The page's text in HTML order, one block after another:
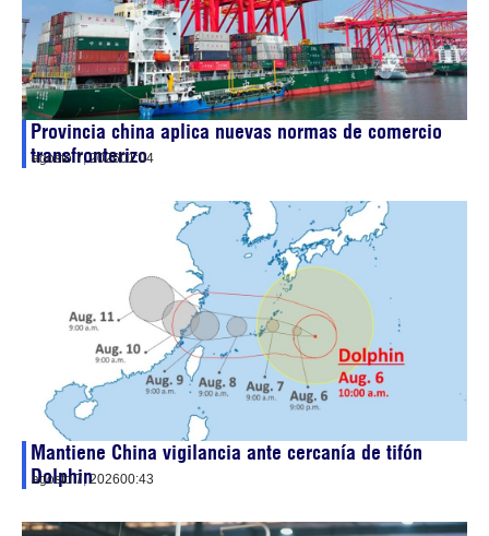
Provincia china aplica nuevas normas de comercio
transfronterizo
agosto 7, 202601:04
Mantiene China vigilancia ante cercanía de tifón
Dolphin
agosto 7, 202600:43